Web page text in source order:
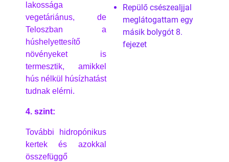
lakossága
vegetáriánus, de
Teloszban a
húshelyettesítő
növényeket is
termesztik, amikkel
hús nélkül húsízhatást
tudnak elérni.
4. szint:
További hidropónikus
kertek és azokkal
összefüggő
Repülő csészealjjal
meglátogattam egy
másik bolygót 8.
fejezet